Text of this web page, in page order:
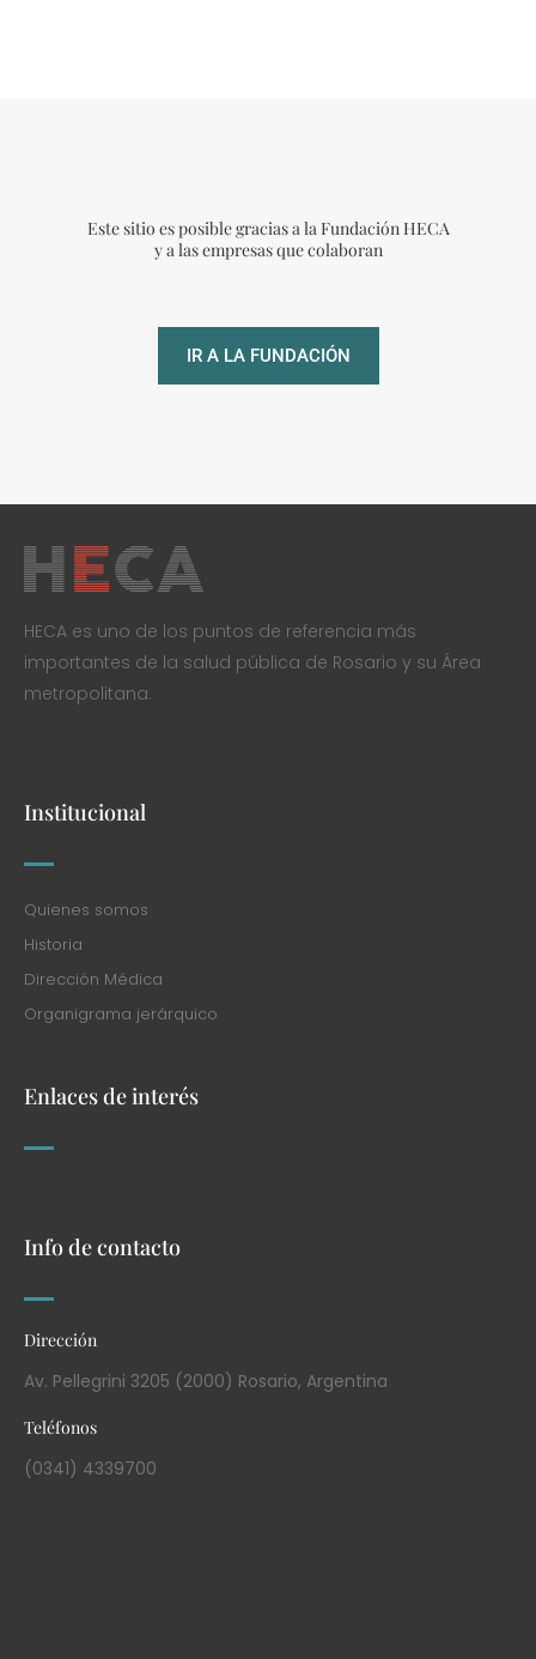
Este sitio es posible gracias a la Fundación HECA
y a las empresas que colaboran
IR A LA FUNDACIÓN
HECA es uno de los puntos de referencia más
importantes de la salud pública de Rosario y su Área
metropolitana.
Institucional
Quienes somos
Historia
Dirección Médica
Organigrama jerárquico
Enlaces de interés
Info de contacto
Dirección
Av. Pellegrini 3205 (2000) Rosario, Argentina
Teléfonos
(0341) 4339700